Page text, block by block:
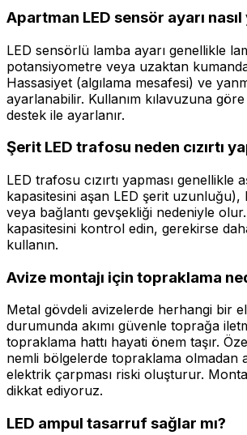
Apartman LED sensör ayarı nasıl
LED sensörlü lamba ayarı genellikle
potansiyometre veya uzaktan kumanda
Hassasiyet (algılama mesafesi) ve
ayarlanabilir. Kullanım kılavuzuna
destek ile ayarlanır.
Şerit LED trafosu neden cızırtı
LED trafosu cızırtı yapması genellikle
kapasitesini aşan LED şerit uzunluğu),
veya bağlantı gevşekliği nedeniyle
kapasitesini kontrol edin, gerekirse
kullanın.
Avize montajı için topraklama
Metal gövdeli avizelerde herhangi bir
durumunda akımı güvenle toprağa
topraklama hattı hayati önem taşır.
nemli bölgelerde topraklama olmadan
elektrik çarpması riski oluşturur.
dikkat ediyoruz.
LED ampul tasarruf sağlar mı?